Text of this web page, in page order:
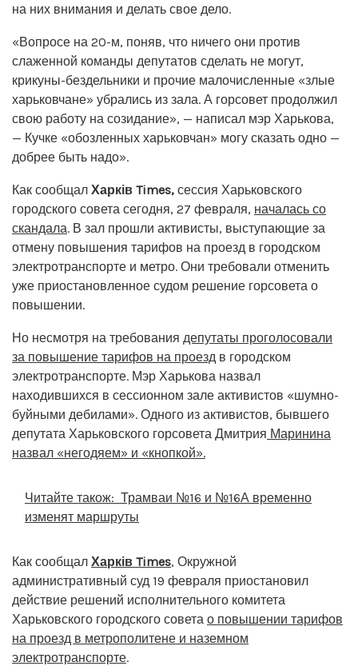
на них внимания и делать свое дело.
«Вопросе на 20-м, поняв, что ничего они против
слаженной команды депутатов сделать не могут,
крикуны-бездельники и прочие малочисленные «злые
харьковчане» убрались из зала. А горсовет продолжил
свою работу на созидание», — написал мэр Харькова,
— Кучке «обозленных харьковчан» могу сказать одно —
добрее быть надо».
Как сообщал Харків Times, сессия Харьковского
городского совета сегодня, 27 февраля, началась со
скандала. В зал прошли активисты, выступающие за
отмену повышения тарифов на проезд в городском
электротранспорте и метро. Они требовали отменить
уже приостановленное судом решение горсовета о
повышении.
Но несмотря на требования депутаты проголосовали
за повышение тарифов на проезд в городском
электротранспорте. Мэр Харькова назвал
находившихся в сессионном зале активистов «шумно-
буйными дебилами». Одного из активистов, бывшего
депутата Харьковского горсовета Дмитрия Маринина
назвал «негодяем» и «кнопкой».
Читайте також: Трамваи №16 и №16А временно
изменят маршруты
Как сообщал Харків Times, Окружной
административный суд 19 февраля приостановил
действие решений исполнительного комитета
Харьковского городского совета о повышении тарифов
на проезд в метрополитене и наземном
электротранспорте.